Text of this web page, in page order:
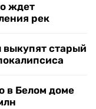
ждет
рек
старый
в Белом доме